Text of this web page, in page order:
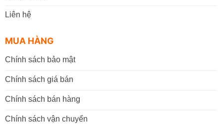
Liên hệ
MUA HÀNG
Chính sách bảo mật
Chính sách giá bán
Chính sách bán hàng
Chính sách vận chuyển